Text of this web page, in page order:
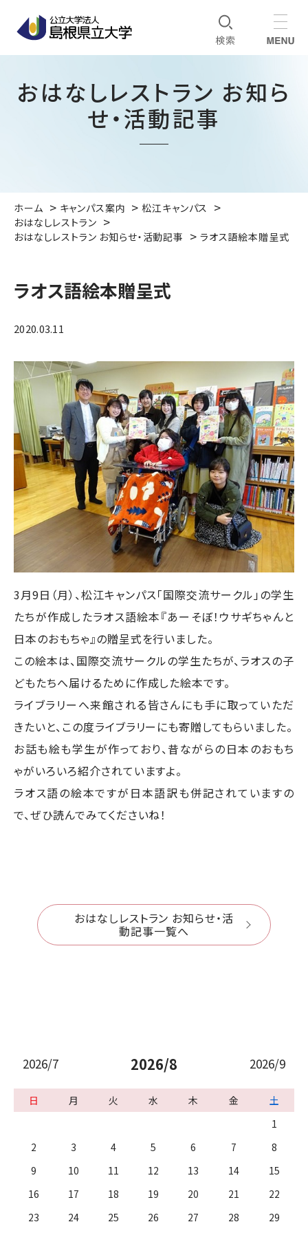
おはなしレストラン お知ら
せ・活動記事
ホーム キャンパス案内
松江キャンパス
おはなしレストラン
おはなしレストラン お知らせ・活動記事
ラオス語絵本贈呈式
ラオス語絵本贈呈式
2020.03.11
3月9日（月）、松江キャンパス「国際交流サークル」の学生
たちが作成したラオス語絵本『あーそぼ！ウサギちゃんと
日本のおもちゃ』の贈呈式を行いました。
この絵本は、国際交流サークルの学生たちが、ラオスの子
どもたちへ届けるために作成した絵本です。
ライブラリーへ来館される皆さんにも手に取っていただ
きたいと、この度ライブラリーにも寄贈してもらいました。
お話も絵も学生が作っており、昔ながらの日本のおもち
ゃがいろいろ紹介されていますよ。
ラオス語の絵本ですが日本語訳も併記されていますの
で、ぜひ読んでみてくださいね！
おはなしレストラン お知らせ・活
動記事一覧へ
2026/7 2026/8 2026/9
日 月 火 水 木 金
土
1
2
3 4 5 6 7
8
9
10 11 12 13 14
15
16
17 18 19 20 21
22
23
24 25 26 27 28 29